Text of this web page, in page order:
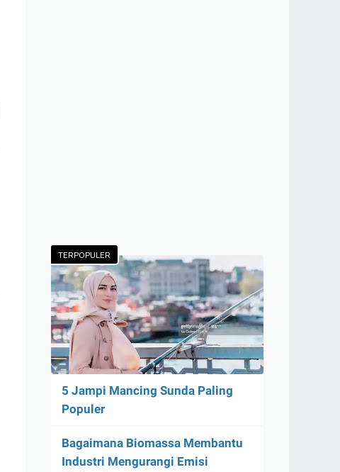
TERPOPULER
5 Jampi Mancing Sunda Paling
Populer
Bagaimana Biomassa Membantu
Industri Mengurangi Emisi